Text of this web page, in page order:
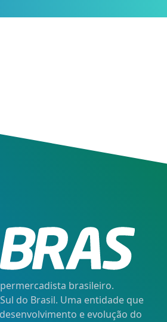
brasileiro.
do Brasil. Uma entidade que
e evolução do